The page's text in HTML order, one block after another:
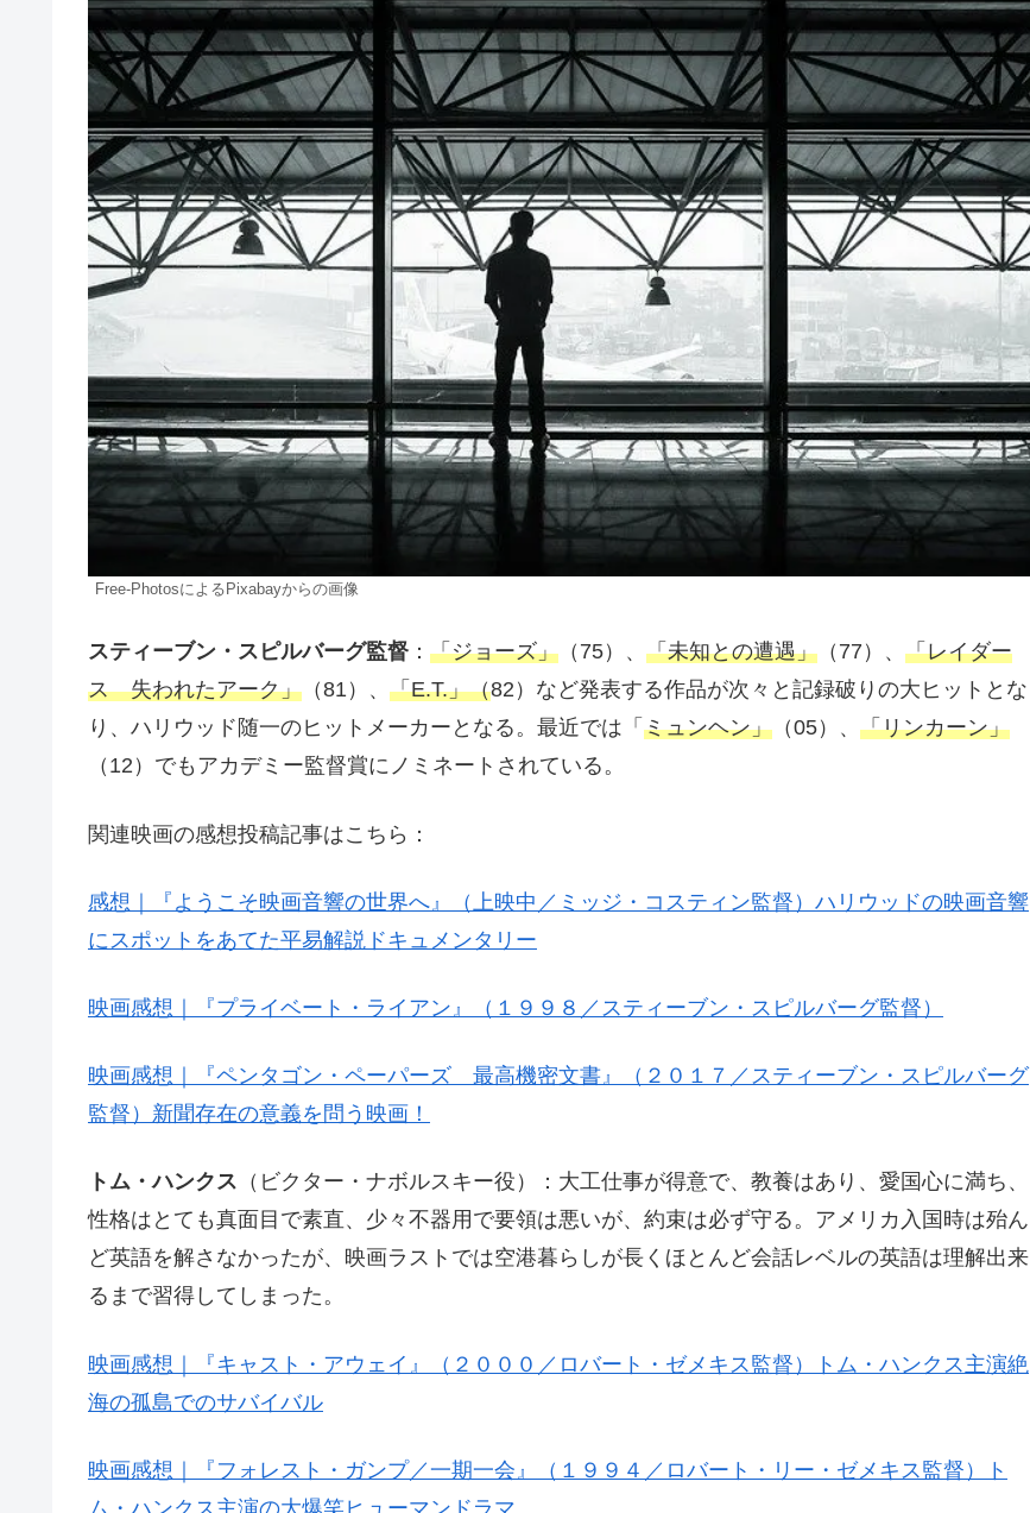
Free-PhotosによるPixabayからの画像
スティーブン・スピルバーグ監督 ： 「ジョーズ」 （75）、 「未知との遭遇」 （77）、 「レイダー
ス 失われたアーク」 （81）、 「E.T.」（82）など発表する作品が次々と記録破りの大ヒットとな
り、ハリウッド随一のヒットメーカーとなる。最近では「 ミュンヘン」 （05）、 「リンカーン」
（12）でもアカデミー監督賞にノミネートされている。
関連映画の感想投稿記事はこちら：
感想｜『ようこそ映画音響の世界へ』（上映中／ミッジ・コスティン監督）ハリウッドの映画音響
にスポットをあてた平易解説ドキュメンタリー
映画感想｜『プライベート・ライアン』（１９９８／スティーブン・スピルバーグ監督）
映画感想｜『ペンタゴン・ペーパーズ 最高機密文書』（２０１７／スティーブン・スピルバーグ
監督）新聞存在の意義を問う映画！
トム・ハンクス （ビクター・ナボルスキー役）：大工仕事が得意で、教養はあり、愛国心に満ち、
性格はとても真面目で素直、少々不器用で要領は悪いが、約束は必ず守る。アメリカ入国時は殆ん
ど英語を解さなかったが、映画ラストでは空港暮らしが長くほとんど会話レベルの英語は理解出来
るまで習得してしまった。
映画感想｜『キャスト・アウェイ』（２０００／ロバート・ゼメキス監督）トム・ハンクス主演絶
海の孤島でのサバイバル
映画感想｜『フォレスト・ガンプ／一期一会』（１９９４／ロバート・リー・ゼメキス監督）ト
ム・ハンクス主演の大爆笑ヒューマンドラマ